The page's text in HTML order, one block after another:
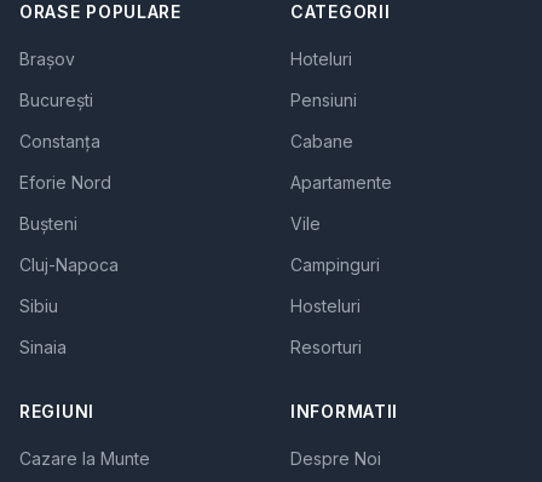
ORASE POPULARE
Brașov
București
Constanța
Eforie Nord
Bușteni
Cluj-Napoca
Sibiu
Sinaia
CATEGORII
Hoteluri
Pensiuni
Cabane
Apartamente
Vile
Campinguri
Hosteluri
Resorturi
REGIUNI
Cazare la Munte
INFORMATII
Despre Noi